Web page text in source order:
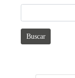
Buscar